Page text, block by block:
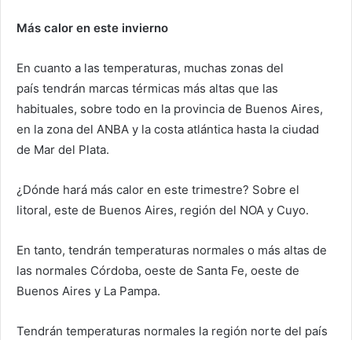
Más calor en este invierno
En cuanto a las temperaturas, muchas zonas del
país tendrán marcas térmicas más altas que las
habituales, sobre todo en la provincia de Buenos Aires,
en la zona del ANBA y la costa atlántica hasta la ciudad
de Mar del Plata.
¿Dónde hará más calor en este trimestre? Sobre el
litoral, este de Buenos Aires, región del NOA y Cuyo.
En tanto, tendrán temperaturas normales o más altas de
las normales Córdoba, oeste de Santa Fe, oeste de
Buenos Aires y La Pampa.
Tendrán temperaturas normales la región norte del país